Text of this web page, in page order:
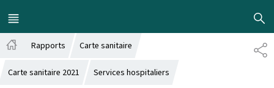
MENU
PRINCIPAL
Rapports Carte sanitaire
Carte sanitaire 2021 Services hospitaliers